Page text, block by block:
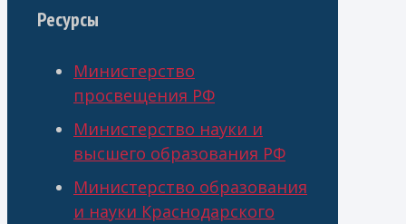
Ресурсы
Министерство
просвещения РФ
Министерство науки и
высшего образования РФ
Министерство образования
и науки Краснодарского